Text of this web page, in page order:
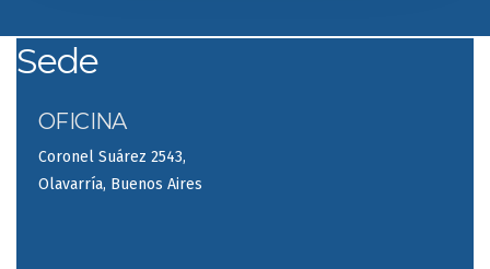
Sede
OFICINA
Coronel Suárez 2543,
Olavarría, Buenos Aires